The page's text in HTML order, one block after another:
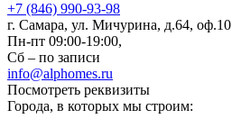
+7 (846) 990-93-98
г. Самара, ул. Мичурина, д.64, оф.10
Пн-пт 09:00-19:00,
Сб – по записи
info@alphomes.ru
Посмотреть реквизиты
Города, в которых мы строим: